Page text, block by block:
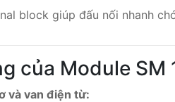
block giúp đấu nối nhanh
của Module SM
và van điện từ: